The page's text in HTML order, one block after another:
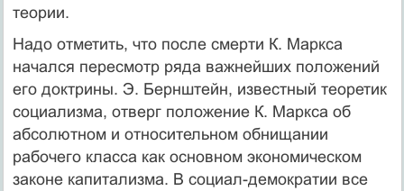
теории.
Надо отметить, что после смерти К. Маркса
начался пересмотр ряда важнейших положений
его доктрины. Э. Бернштейн, известный теоретик
социализма, отверг положение К. Маркса об
абсолютном и относительном обнищании
рабочего класса как основном экономическом
законе капитализма. В социал-демократии все